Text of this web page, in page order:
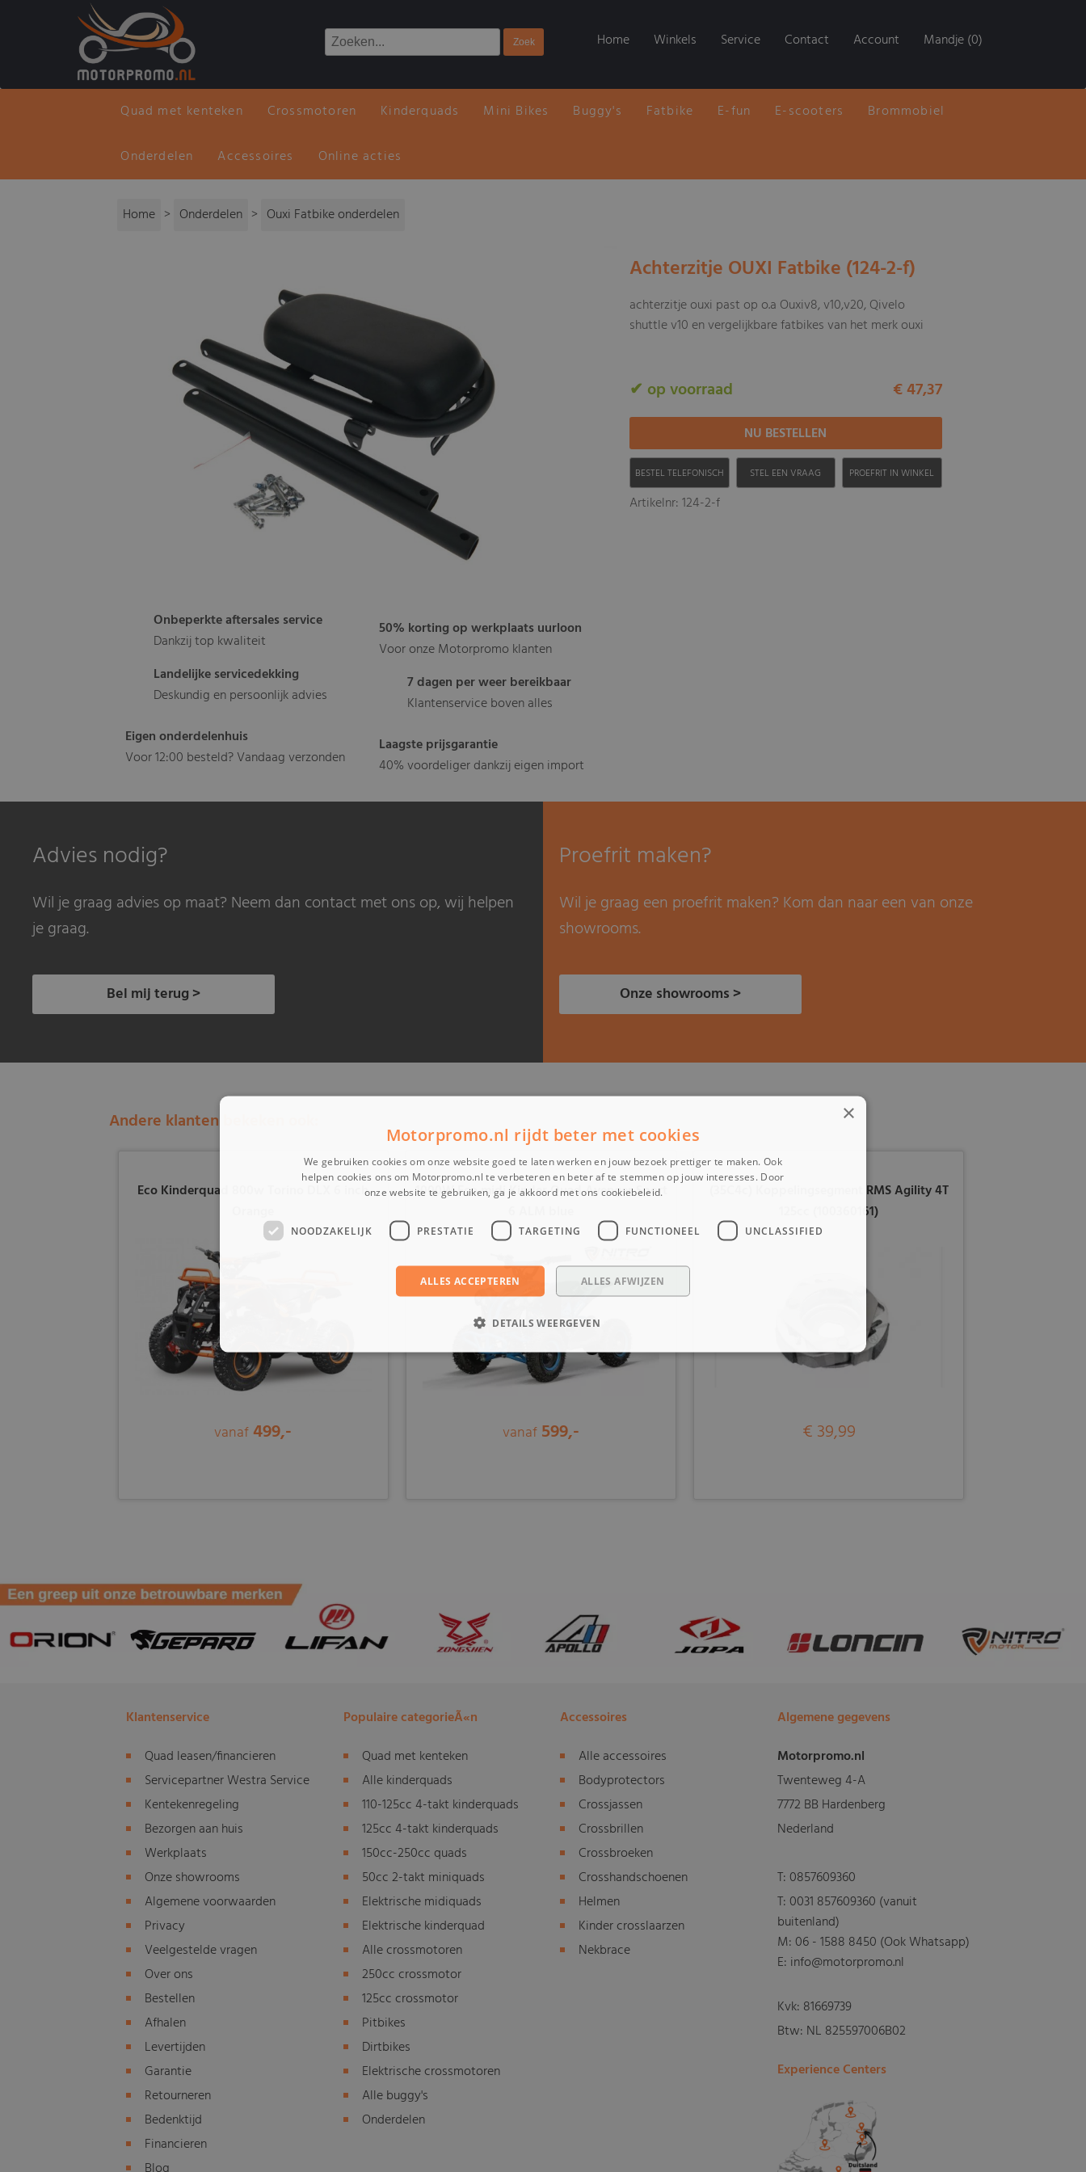
Home Winkels Service Contact Account Mandje (0)
Quad met kenteken Crossmotoren Kinderquads Mini Bikes Buggy's Fatbike E-fun E-scooters Brommobiel
Onderdelen Accessoires Online acties
Home > Onderdelen > Ouxi Fatbike onderdelen
Onbeperkte aftersales service
Dankzij top kwaliteit
Landelijke servicedekking
Deskundig en persoonlijk advies
Eigen onderdelenhuis
Voor 12:00 besteld? Vandaag verzonden
50% korting op werkplaats uurloon
Voor onze Motorpromo klanten
7 dagen per weer bereikbaar
Klantenservice boven alles
Laagste prijsgarantie
40% voordeliger dankzij eigen import
Achterzitje OUXI Fatbike (124-2-f)
achterzitje ouxi past op o.a Ouxiv8, v10,v20, Qivelo
shuttle v10 en vergelijkbare fatbikes van het merk ouxi
✔ op voorraad € 47,37
BESTEL TELEFONISCH STEL EEN VRAAG PROEFRIT IN WINKEL
Artikelnr: 124-2-f
Advies nodig?
Wil je graag advies op maat? Neem dan contact met ons op, wij helpen
je graag.
Bel mij terug >
Proefrit maken?
Wil je graag een proefrit maken? Kom dan naar een van onze
showrooms.
Onze showrooms >
Andere klanten bekeken ook:
Eco Kinderquad 800w Torino DLX 6 inch
vanaf 499,-
1000W Eco midi Kinder Quad Avenger Sport
vanaf 599,-
(35C4c) Koppelingsegment RMS Agility 4T
125cc (100360161)
€ 39,99
Klantenservice
Quad leasen/financieren
Servicepartner Westra Service
Kentekenregeling
Bezorgen aan huis
Werkplaats
Onze showrooms
Algemene voorwaarden
Privacy
Veelgestelde vragen
Over ons
Bestellen
Afhalen
Levertijden
Garantie
Retourneren
Bedenktijd
Financieren
Populaire categorieÃ«n
Quad met kenteken
Alle kinderquads
110-125cc 4-takt kinderquads
125cc 4-takt kinderquads
150cc-250cc quads
50cc 2-takt miniquads
Elektrische midiquads
Elektrische kinderquad
Alle crossmotoren
250cc crossmotor
125cc crossmotor
Pitbikes
Dirtbikes
Elektrische crossmotoren
Alle buggy's
Onderdelen
Accessoires
Alle accessoires
Bodyprotectors
Crossjassen
Crossbrillen
Crossbroeken
Crosshandschoenen
Helmen
Kinder crosslaarzen
Nekbrace
Algemene gegevens
Motorpromo.nl
Twenteweg 4-A
7772 BB Hardenberg
Nederland
T:0857609360
T:0031 857609360 (vanuit
buitenland)
M:06 - 1588 8450 (Ook Whatsapp)
E: info@motorpromo.nl
Kvk: 81669739
Btw: NL 825597006B02
Experience Centers
×
Motorpromo.nl rijdt beter met cookies
We gebruiken cookies om onze website goed te laten werken en jouw bezoek prettiger te maken. Ook
helpen cookies ons om Motorpromo.nl te verbeteren en beter af te stemmen op jouw interesses. Door
onze website te gebruiken, ga je akkoord met ons cookiebeleid.
NOODZAKELIJK PRESTATIE TARGETING FUNCTIONEEL UNCLASSIFIED
ALLES ACCEPTEREN ALLES AFWIJZEN
DETAILS WEERGEVEN